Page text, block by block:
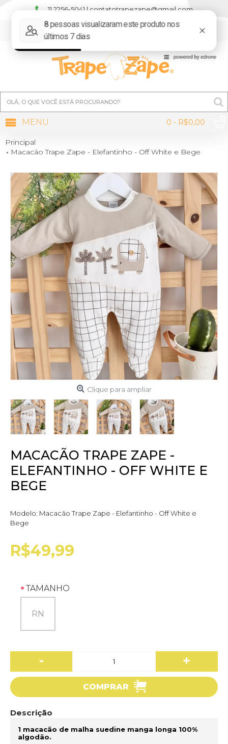
11 2256-5041 | contatotrapezape@gmail.com
MINHA CONTA
0 - R$0,00
MENU
Principal
Macacão Trape Zape - Elefantinho - Off White e Bege
Clique para ampliar
MACACÃO TRAPE ZAPE -
ELEFANTINHO - OFF WHITE E
BEGE
Modelo: Macacão Trape Zape - Elefantinho - Off White e
Bege
R$49,99
TAMANHO
RN
- +
COMPRAR
Descrição
1 macacão de malha suedine manga longa 100%
algodão.